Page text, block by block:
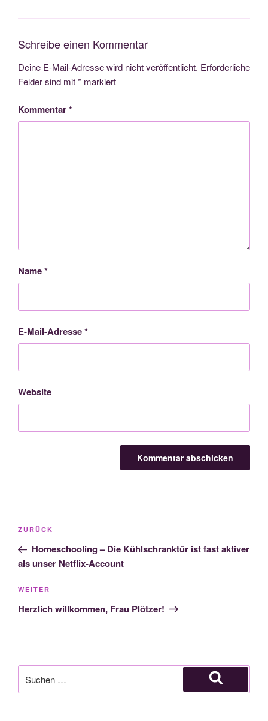
Schreibe einen Kommentar
Deine E-Mail-Adresse wird nicht veröffentlicht. Erforderliche
Felder sind mit* markiert
Kommentar*
Name*
E-Mail-Adresse*
Website
Beitragsnavigation
Vorheriger
Beitrag
ZURÜCK
Homeschooling – Die Kühlschranktür ist fast aktiver
als unser Netflix-Account
Nächster
Beitrag
WEITER
Herzlich willkommen, Frau Plötzer!
nach:
Suchen